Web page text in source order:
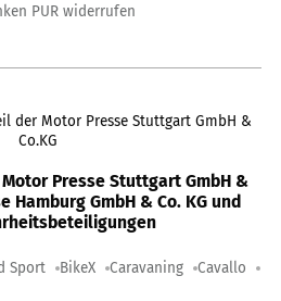
PUR widerrufen
der Motor Presse Stuttgart GmbH &
Co.KG
Presse Stuttgart GmbH &
Hamburg GmbH & Co. KG und
Sport BikeX Caravaning Cavallo